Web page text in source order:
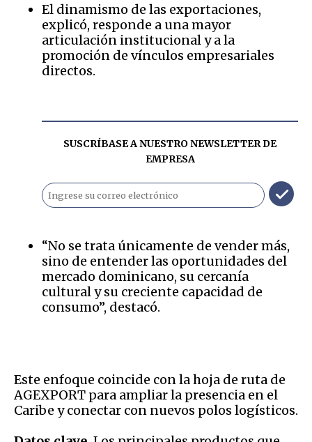
El dinamismo de las exportaciones,
explicó, responde a una mayor
articulación institucional y a la
promoción de vínculos empresariales
directos.
SUSCRÍBASE A NUESTRO NEWSLETTER DE
EMPRESA
“No se trata únicamente de vender más,
sino de entender las oportunidades del
mercado dominicano, su cercanía
cultural y su creciente capacidad de
consumo”, destacó.
Este enfoque coincide con la hoja de ruta de
AGEXPORT para ampliar la presencia en el
Caribe y conectar con nuevos polos logísticos.